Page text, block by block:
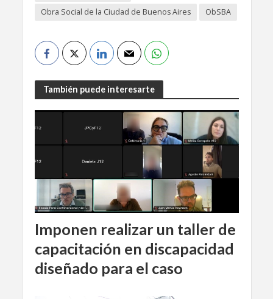
Obra Social de la Ciudad de Buenos Aires ObSBA
También puede interesarte
Imponen realizar un taller de
capacitación en discapacidad
diseñado para el caso